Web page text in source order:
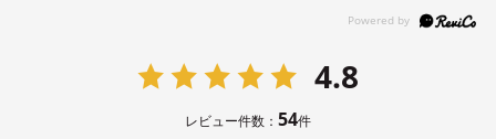
4.8
レビュー件数： 54件